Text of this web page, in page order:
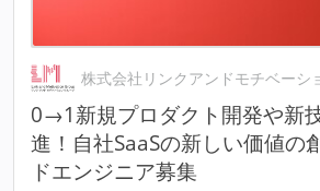
株式会社リンクアンドモチベーシ
0→1新規プロダクト開発や新
進！自社SaaSの新しい価値の
ドエンジニア募集